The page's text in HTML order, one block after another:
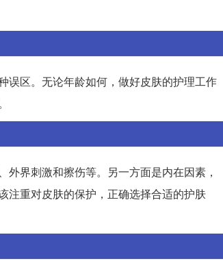
误区。无论年龄如何，做好皮肤的护理工作
界刺激和擦伤等。另一方面是内在因素，
注重对皮肤的保护，正确选择合适的护肤